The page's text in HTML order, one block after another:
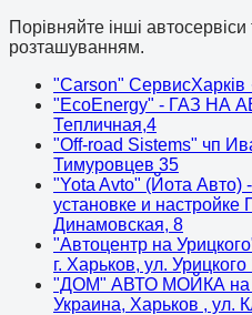
Порівняйте інші
розташуванням.
"Carson" СервисХарків
"EcoEnergy" - ГАЗ НА
Тепличная,4
"Off-road Sistems" чп
Тимуровцев 35
"Yota Avto" (Йота Авто)
установке и настройке
Динамовская, 8
"Автоцентр на
г. Харьков, ул. Урицкого
"ДОМ" АВТО МОЙКА на
Украина, Харьков , ул.